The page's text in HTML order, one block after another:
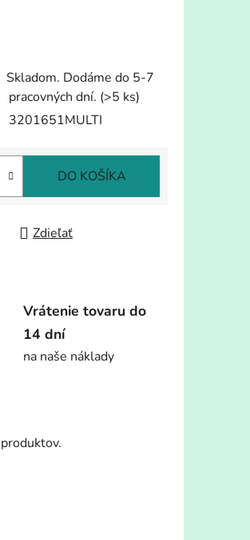
Skladom. Dodáme do 5-7
pracovných dní. (>5 ks)
3201651MULTI
DO KOŠÍKA
Zdieľať
Vrátenie tovaru do
14 dní
na naše náklady